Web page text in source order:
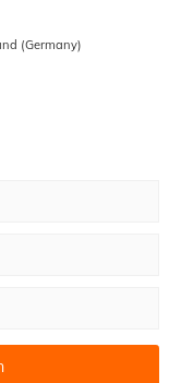
(Germany)